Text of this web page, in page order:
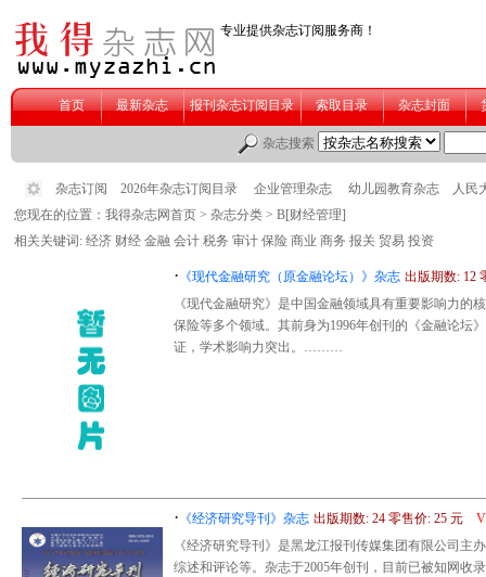
您现在的位置： 我得杂志网首页 > 杂志分类 > B[财经管理]
相关关键词: 经济 财经 金融 会计 税务 审计 保险 商业 商务 报关 贸易 投资
· 《现代金融研究（原金融论坛）》杂志 出版期数: 12
《现代金融研究》是中国金融领域具有重要影响力
保险等多个领域。其前身为1996年创刊的《金融论坛
证，学术影响力突出。………
· 《经济研究导刊》杂志 出版期数: 24 零售价: 25 元
《经济研究导刊》是黑龙江报刊传媒集团有限公司
综述和评论等。杂志于2005年创刊，目前已被知网收